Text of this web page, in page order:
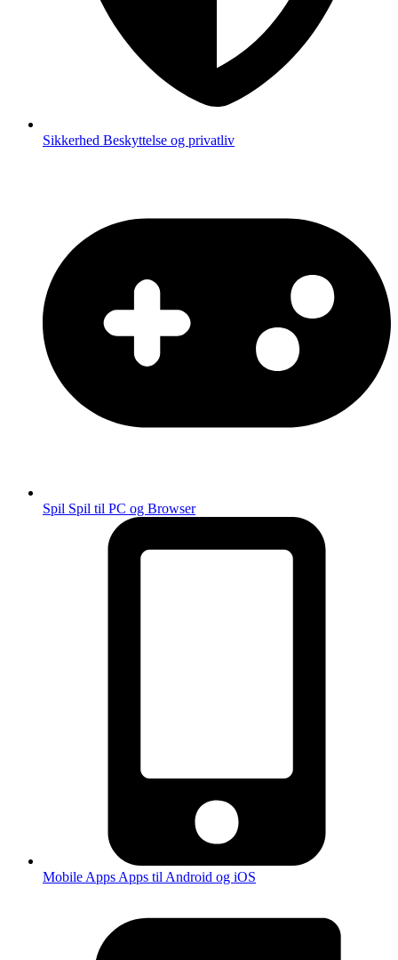
Sikkerhed Beskyttelse og privatliv
Spil Spil til PC og Browser
Mobile Apps Apps til Android og iOS